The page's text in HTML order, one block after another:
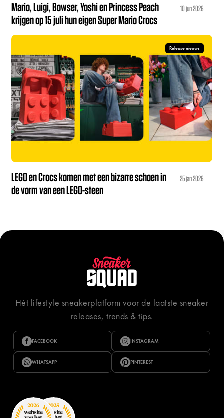
Mario, Luigi, Bowser, Yoshi en Princess Peach
krijgen op 15 juli hun eigen Super Mario Crocs
10 jun 2026
Release nieuws
LEGO en Crocs komen met een bizarre schoen in
de vorm van een LEGO-steen
25 jan 2026
Hét lifestyle sneakerplatform voor de laatste sneaker
releases, trends & tips.
FACEBOOK INSTAGRAM
WHATSAPP PINTEREST